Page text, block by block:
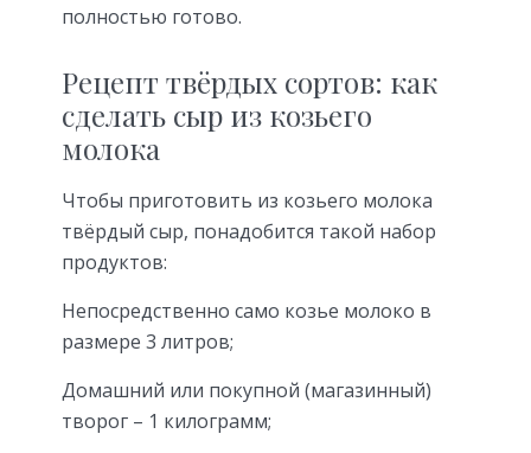
полностью готово.
Рецепт твёрдых сортов: как
сделать сыр из козьего
молока
Чтобы приготовить из козьего молока
твёрдый сыр, понадобится такой набор
продуктов:
Непосредственно само козье молоко в
размере 3 литров;
Домашний или покупной (магазинный)
творог – 1 килограмм;